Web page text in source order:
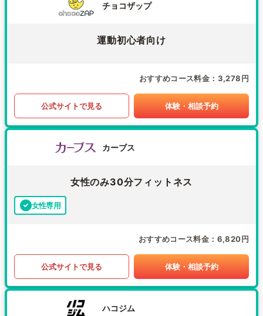
チョコザップ
運動初心者向け
おすすめコース料金 3,278円
公式サイトで見る 体験・相談予約
カーブス
女性のみ30分フィットネス
女性専用
おすすめコース料金 6,820円
公式サイトで見る 体験・相談予約
ハコジム